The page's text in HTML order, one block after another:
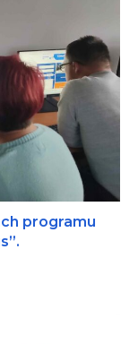
programu